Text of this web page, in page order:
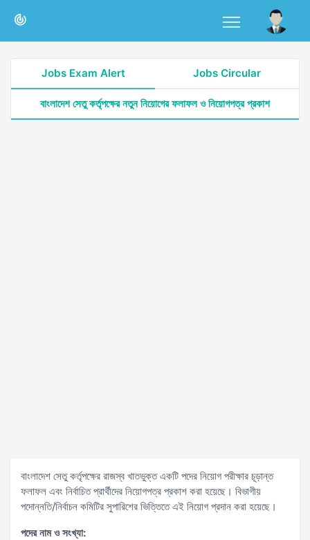
Jobs Exam Alert Jobs Circular
বাংলাদেশ সেতু কর্তৃপক্ষের নতুন নিয়োগের ফলাফল ও নিয়োগপত্র প্রকাশ
বাংলাদেশ সেতু কর্তৃপক্ষের রাজস্ব খাতভুক্ত একটি পদের নিয়োগ পরীক্ষার চূড়ান্ত
ফলাফল এবং নির্বাচিত প্রার্থীদের নিয়োগপত্র প্রকাশ করা হয়েছে। বিভাগীয়
পদোন্নতি/নির্বাচন কমিটির সুপারিশের ভিত্তিতে এই নিয়োগ প্রদান করা হয়েছে।
পদের নাম ও সংখ্যা: